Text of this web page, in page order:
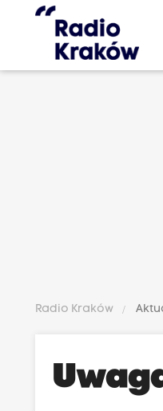
Radio Kraków